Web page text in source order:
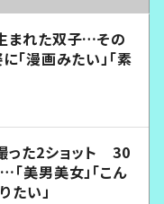
まれた双子…その
「漫画みたい」「素
った2ショット 30
美男美女」「こん
たい」